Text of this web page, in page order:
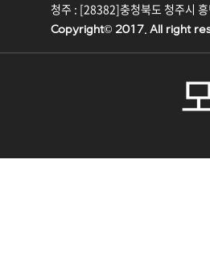
청주 : [28382]충청북도 청주시
Copyright© 2017. All right